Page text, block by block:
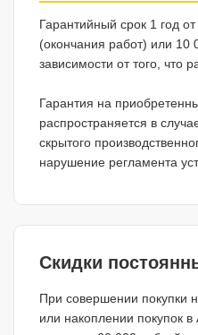
Гарантийный срок 1 год
(окончания работ) или 10
зависимости от того, что
Гарантия на
распространяется в
скрытого
нарушение регламента
Скидки
При совершении покупки
или накоплении покупок